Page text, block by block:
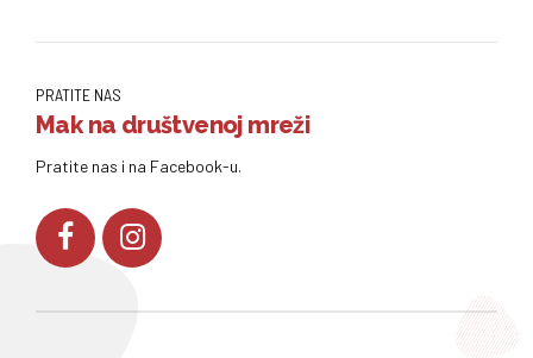
PRATITE NAS
Mak na društvenoj mreži
Pratite nas i na Facebook-u.